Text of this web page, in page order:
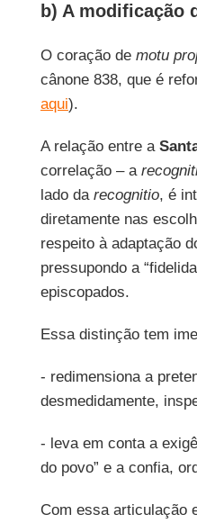
b) A modificação
O coração de motu
cânone 838, que é
aqui).
A relação entre a
correlação – a
lado da recognitio, é
diretamente nas
respeito à adaptação
pressupondo a
episcopados.
Essa distinção tem
- redimensiona a
desmedidamente,
- leva em conta a
do povo” e a confia,
Com essa articulação